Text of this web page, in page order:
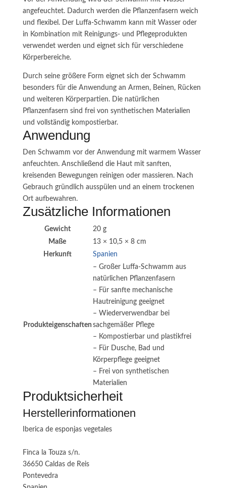
angefeuchtet. Dadurch werden die Pflanzenfasern weich
und flexibel. Der Luffa-Schwamm kann mit Wasser oder
in Kombination mit Reinigungs- und Pflegeprodukten
verwendet werden und eignet sich für verschiedene
Körperbereiche.
Durch seine größere Form eignet sich der Schwamm
besonders für die Anwendung an Armen, Beinen, Rücken
und weiteren Körperpartien. Die natürlichen
Pflanzenfasern sind frei von synthetischen Materialien
und vollständig kompostierbar.
Anwendung
Den Schwamm vor der Anwendung mit warmem Wasser
anfeuchten. Anschließend die Haut mit sanften,
kreisenden Bewegungen reinigen oder massieren. Nach
Gebrauch gründlich ausspülen und an einem trockenen
Ort aufbewahren.
Zusätzliche Informationen
Gewicht
20 g
Maße
13 × 10,5 × 8 cm
Herkunft
Spanien
Produkteigenschaften
– Großer Luffa-Schwamm aus
natürlichen Pflanzenfasern
– Für sanfte mechanische
Hautreinigung geeignet
– Wiederverwendbar bei
sachgemäßer Pflege
– Kompostierbar und plastikfrei
– Für Dusche, Bad und
Körperpflege geeignet
– Frei von synthetischen
Materialien
Produktsicherheit
Herstellerinformationen
Iberica de esponjas vegetales
Finca la Touza s/n.
36650 Caldas de Reis
Pontevedra